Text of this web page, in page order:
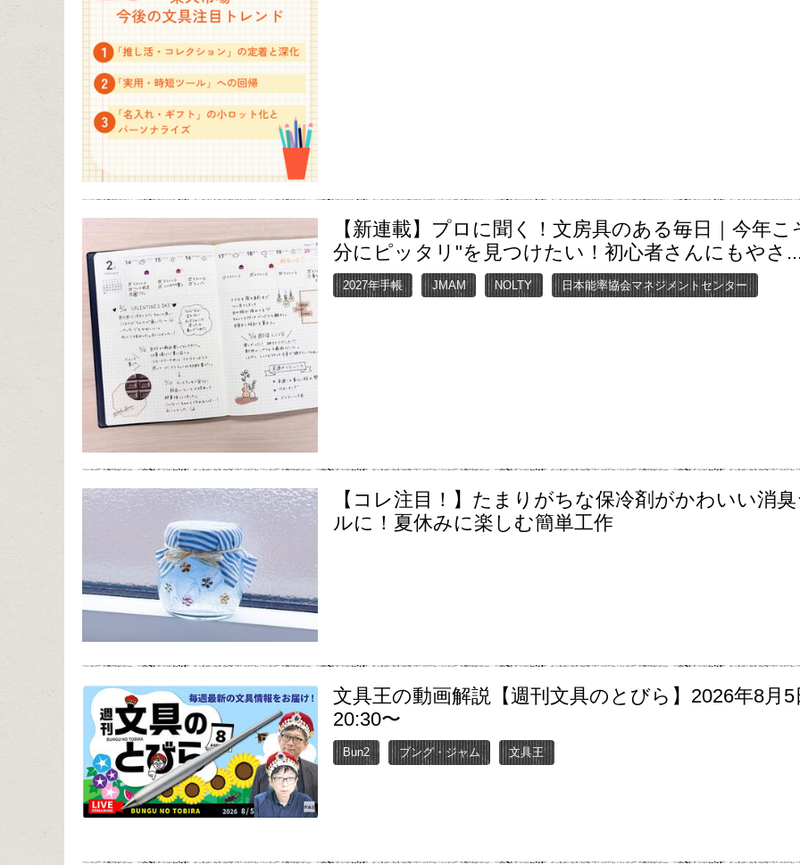
【新連載】プロに聞く！文房具のある毎日｜今年こ
分にピッタリ"を見つけたい！初心者さんにもやさ
2027年手帳 JMAM NOLTY 日本能率協会マネジメントセンター
【コレ注目！】たまりがちな保冷剤がかわいい消
ルに！夏休みに楽しむ簡単工作
文具王の動画解説【週刊文具のとびら】2026年8月5
20:30〜
Bun2 ブング・ジャム 文具王